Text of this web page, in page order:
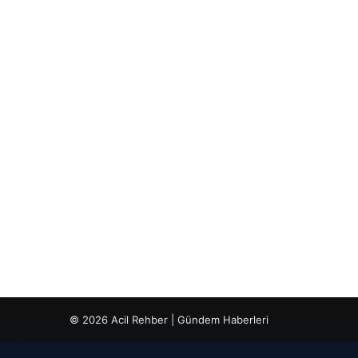
© 2026 Acil Rehber | Gündem Haberleri